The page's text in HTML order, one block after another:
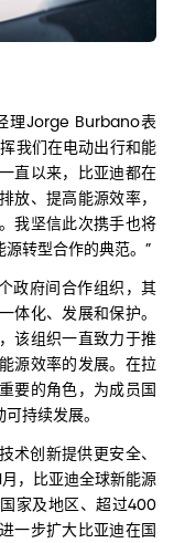
理Jorge Burbano表
我们在电动出行和能
直以来，比亚迪都在
放、提高能源效率，
我坚信此次携手也将
转型合作的典范。”
政府间合作组织，其
体化、发展和保护。
该组织一直致力于推
源效率的发展。在拉
要的角色，为成员国
持续发展。
术创新提供更安全、
，比亚迪全球新能源
家及地区、超过400
一步扩大比亚迪在国